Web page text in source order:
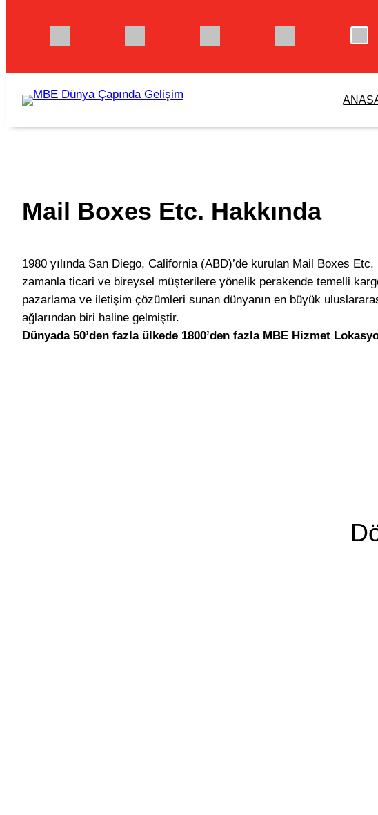
geç
Mail Boxes Etc. Hakkında
1980 yılında San Diego, California (ABD)’de kurulan Mail Boxes Etc.
zamanla ticari ve bireysel müşterilere yönelik perakende temelli
pazarlama ve iletişim çözümleri sunan dünyanın en büyük
ağlarından biri haline gelmiştir.
Dünyada 50’den fazla ülkede 1800’den fazla MBE Hizmet